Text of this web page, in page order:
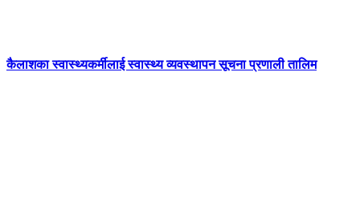
कैलाशका स्वास्थ्यकर्मीलाई स्वास्थ्य व्यवस्थापन सूचना प्रणाली तालिम